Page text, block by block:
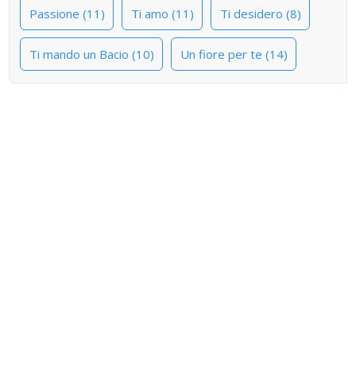
Passione (11) Ti amo (11) Ti desidero (8)
Ti mando un Bacio (10) Un fiore per te (14)